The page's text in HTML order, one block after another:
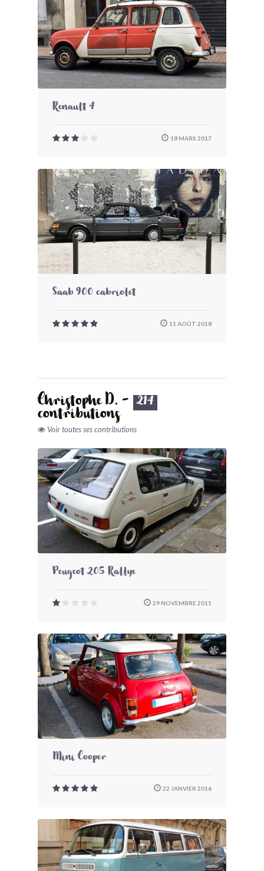
Renault 4
18 MARS 2017
Saab 900 cabriolet
11 AOÛT 2018
Christophe D. - 214
contributions
Voir toutes ses contributions
Peugeot 205 Rallye
29 NOVEMBRE 2011
Mini Cooper
22 JANVIER 2016